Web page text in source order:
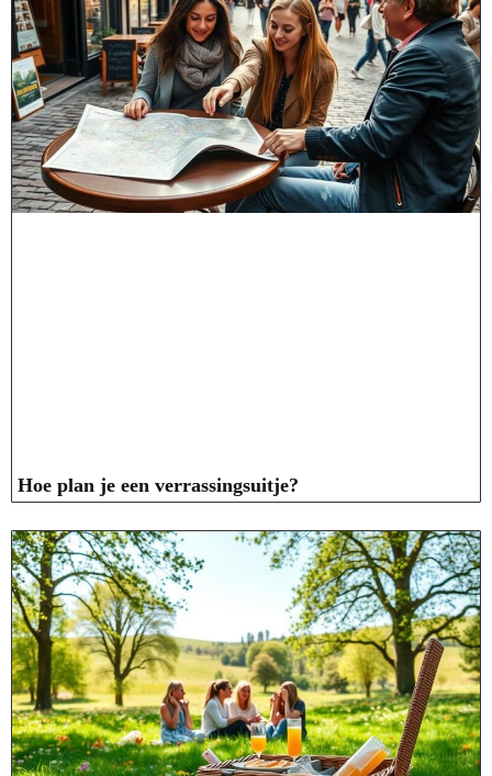
Hoe plan je een verrassingsuitje?